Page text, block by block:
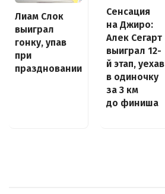
Лиам Слок
выиграл
гонку, упав
при
праздновании
Сенсация
на Джиро:
Алек Сегарт
выиграл 12-
й этап, уехав
в одиночку
за 3 км
до финиша